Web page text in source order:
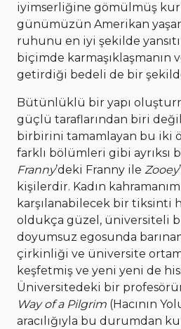
iyimserliğine gömülmüş
günümüzün Amerikan
ruhunu en iyi şekilde
biçimde karmaşıklaşmanın
getirdiği bedeli de bir
Bütünlüklü bir yapı
güçlü taraflarından biri
birbirini tamamlayan bu iki
farklı bölümleri gibi ayrıksı
Franny’deki Franny ile Zooey
kişilerdir. Kadın
karşılanabilecek bir tiksinti
oldukça güzel, üniversiteli
doyumsuz egosunda
çirkinliği ve üniversite
keşfetmiş ve yeni yeni de
Üniversitedeki bir
Way of a Pilgrim (Hacının
aracılığıyla bu durumdan